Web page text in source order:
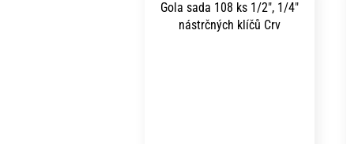
Gola sada 108 ks 1/2", 1/4"
nástrčných klíčů Crv